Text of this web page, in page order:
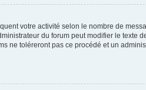
votre activité selon le nombre de
du forum peut modifier le texte
ne toléreront pas ce procédé et un